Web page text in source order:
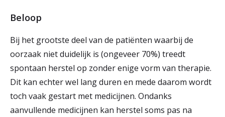
Beloop
Bij het grootste deel van de patiënten waarbij de
oorzaak niet duidelijk is (ongeveer 70%) treedt
spontaan herstel op zonder enige vorm van therapie.
Dit kan echter wel lang duren en mede daarom wordt
toch vaak gestart met medicijnen. Ondanks
aanvullende medicijnen kan herstel soms pas na